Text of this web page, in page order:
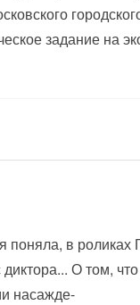
задание на
поняла, в
О том,
насажде-